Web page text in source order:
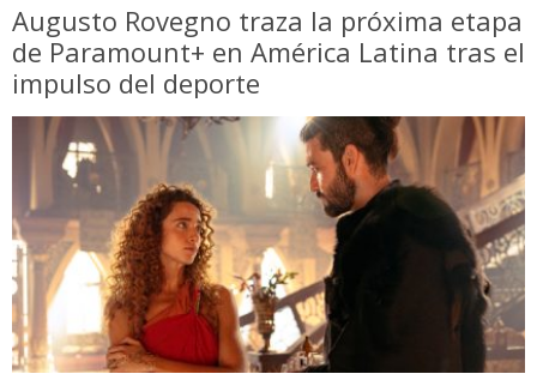
Augusto Rovegno traza la próxima etapa
de Paramount+ en América Latina tras el
impulso del deporte